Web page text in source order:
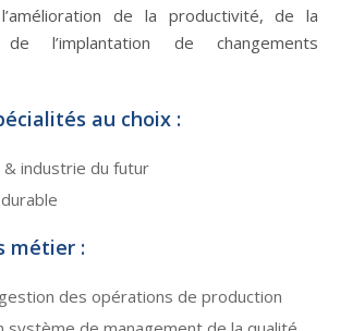
de la productivité, de la
l’implantation de changements
au choix :
& industrie du futur
métier :
des opérations de production